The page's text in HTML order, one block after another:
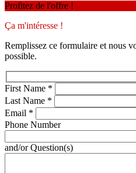
Profitez de l'offre !
Ça m'intéresse !
Remplissez ce formulaire et nous
possible.
First Name *
Last Name *
Email *
Phone Number
and/or Question(s)